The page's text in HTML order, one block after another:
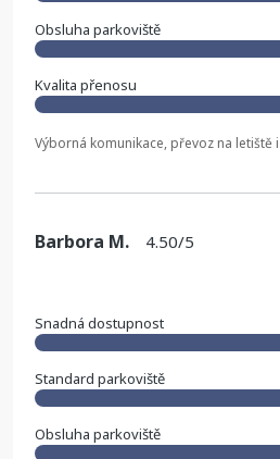
Obsluha parkoviště
Kvalita přenosu
Výborná komunikace, převoz na letiště
Barbora M. 4.50/5
Snadná dostupnost
Standard parkoviště
Obsluha parkoviště